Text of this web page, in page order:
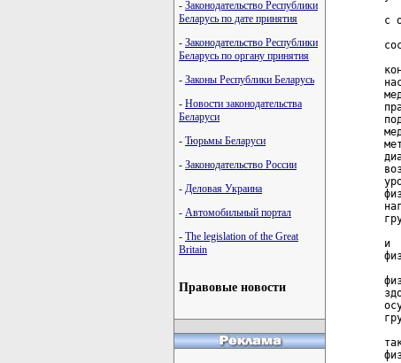
- Законодательство Республики
Беларусь по дате принятия
- Законодательство Республики
Беларусь по органу принятия
- Законы Республики Беларусь
- Новости законодательства
Беларуси
- Тюрьмы Беларуси
- Законодательство России
- Деловая Украина
- Автомобильный портал
- The legislation of the Great
Britain
Правовые новости